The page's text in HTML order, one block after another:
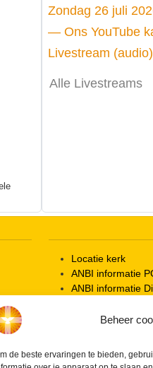
Beheer
de beste ervaringen te bieden,
Zondag 26 juli
— Ons YouTube
Livestream
Alle Livestreams
Locatie kerk
ANBI informatie
ANBI informatie
Info Kerkelijke
Privacy